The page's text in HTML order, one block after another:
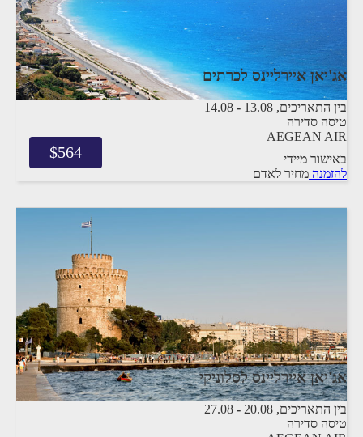
אג'יאן איירליינס לכרתים
בין התאריכים, -
14.08
טיסה סדירה
AEGEAN AIR
באישור מיידי
$564
להזמנה מחיר לאדם
אג'יאן איירליינס לסלוניקי
בין התאריכים, -
27.08
טיסה סדירה